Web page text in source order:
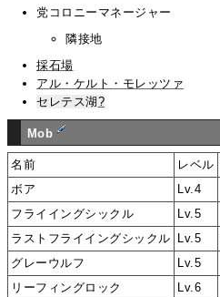
党コロニーマネージャー
隣接地
採石場
アル・ケルト・モレッツァ
セレテス湖?
Mob
名前 レベル
ボア
Lv.4
フライイングシックル
Lv.5
ラストフライイングシックル
Lv.5
グレーウルフ
Lv.5
リーフィングロック
Lv.6